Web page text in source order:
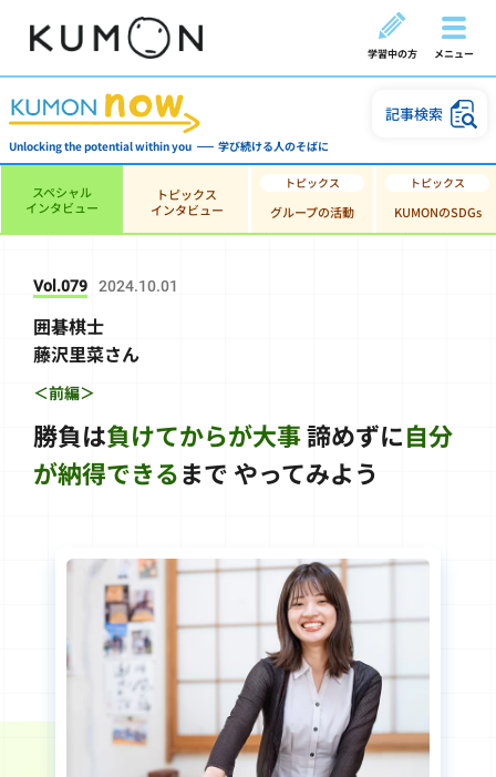
学習中の方 メニュー
Unlocking the potential within you 学び続ける人のそばに
記事検索
スペシャル
インタビュー
トピックス
インタビュー
グループの活動 KUMONのSDGs
Vol.079 2024.10.01
囲碁棋士
藤沢里菜さん
＜前編＞
勝負は負けてからが大事諦めずに自分
が納得できるまで やってみよう